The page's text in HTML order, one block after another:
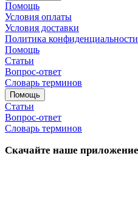
Помощь
Условия оплаты
Условия доставки
Политика конфиденциальности
Помощь
Статьи
Вопрос-ответ
Словарь терминов
Помощь
Статьи
Вопрос-ответ
Словарь терминов
Скачайте наше приложение